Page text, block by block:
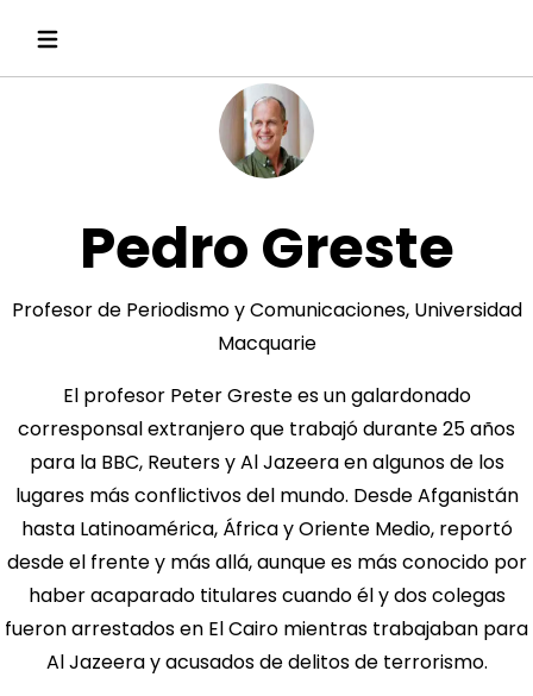
Pedro Greste
Profesor de Periodismo y Comunicaciones, Universidad
Macquarie
El profesor Peter Greste es un galardonado
corresponsal extranjero que trabajó durante 25 años
para la BBC, Reuters y Al Jazeera en algunos de los
lugares más conflictivos del mundo. Desde Afganistán
hasta Latinoamérica, África y Oriente Medio, reportó
desde el frente y más allá, aunque es más conocido por
haber acaparado titulares cuando él y dos colegas
fueron arrestados en El Cairo mientras trabajaban para
Al Jazeera y acusados ​​de delitos de terrorismo.